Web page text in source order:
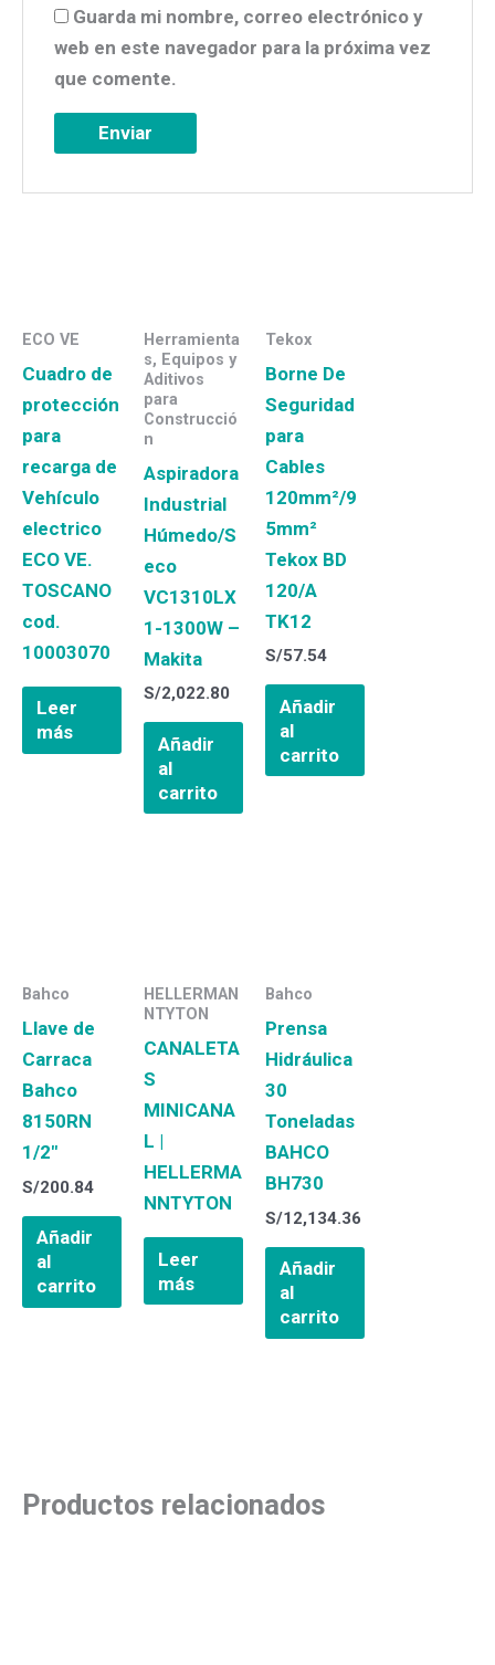
Guarda mi nombre, correo electrónico y
web en este navegador para la próxima vez
que comente.
ECO VE
Cuadro de
protección
para
recarga de
Vehículo
electrico
ECO VE.
TOSCANO
cod.
10003070
Leer
más
Herramienta
s, Equipos y
Aditivos
para
Construcció
n
Aspiradora
Industrial
Húmedo/S
eco
VC1310LX
1-1300W –
Makita
S/2,022.80
Añadir
al
carrito
Tekox
Borne De
Seguridad
para
Cables
120mm²/9
5mm²
Tekox BD
120/A
TK12
S/57.54
Añadir
al
carrito
Bahco
Llave de
Carraca
Bahco
8150RN
1/2″
S/200.84
Añadir
al
carrito
HELLERMAN
NTYTON
CANALETA
S
MINICANA
L |
HELLERMA
NNTYTON
Leer
más
Bahco
Prensa
Hidráulica
30
Toneladas
BAHCO
BH730
S/12,134.36
Añadir
al
carrito
Productos relacionados